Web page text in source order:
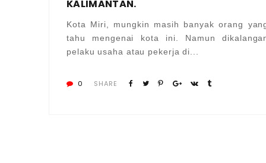
KALIMANTAN.
Kota Miri, mungkin masih banyak orang
tahu mengenai kota ini. Namun
pelaku usaha atau pekerja di...
0 SHARE